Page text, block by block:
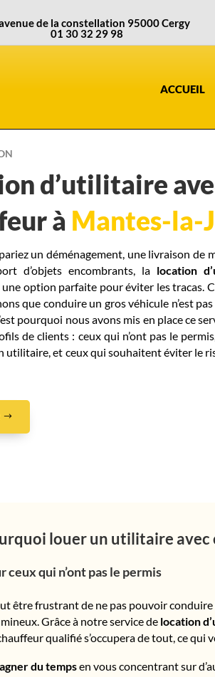
de la constellation 95000 Cergy
01 30 32 29 98
ACCUEIL
d’utilitaire
à Mantes-la-
un déménagement, une livraison de
d’objets encombrants, la location
une option parfaite pour éviter les tracas.
que conduire un gros véhicule n’est
pourquoi nous avons mis en place ce
de clients : ceux qui n’ont pas le
utilitaire, et ceux qui souhaitent éviter le
louer un utilitaire
ceux qui n’ont pas le permis
être frustrant de ne pas pouvoir
Grâce à notre service de location
qualifié s’occupera de tout, ce qui
du tempsen vous concentrant sur